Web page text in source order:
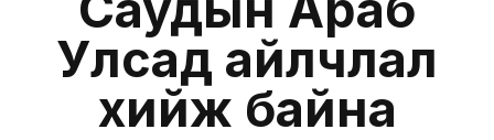
Улсад айлчлал
хийж байна